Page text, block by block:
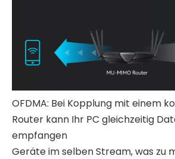
OFDMA: Bei Kopplung mit einem
Router kann Ihr PC gleichzeitig
empfangen
Geräte im selben Stream, was zu